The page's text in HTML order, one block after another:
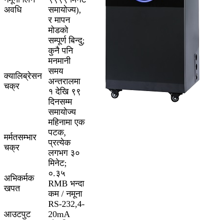
अवधि
समायोज्य),
र मापन
मोडको
सम्पूर्ण बिन्दु;
क्यालिब्रेसन
चक्र
कुनै पनि
मनमानी
समय
अन्तरालमा
१ देखि ९९
दिनसम्म
समायोज्य
मर्मतसम्भार
चक्र
महिनामा एक
पटक,
प्रत्येक
लगभग ३०
मिनेट;
अभिकर्मक
खपत
०.३५
RMB भन्दा
कम / नमूना
आउटपुट
RS-232,4-
20mA